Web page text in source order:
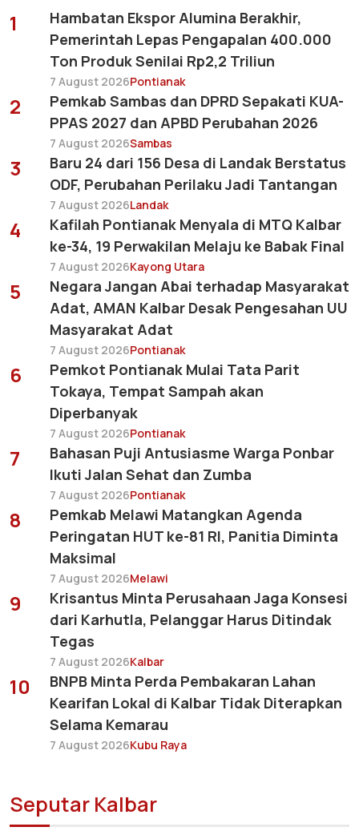
1
Hambatan Ekspor Alumina Berakhir,
Pemerintah Lepas Pengapalan 400.000
Ton Produk Senilai Rp2,2 Triliun
7 August 2026Pontianak
2
Pemkab Sambas dan DPRD Sepakati KUA-
PPAS 2027 dan APBD Perubahan 2026
7 August 2026Sambas
3
Baru 24 dari 156 Desa di Landak Berstatus
ODF, Perubahan Perilaku Jadi Tantangan
7 August 2026Landak
4
Kafilah Pontianak Menyala di MTQ Kalbar
ke-34, 19 Perwakilan Melaju ke Babak Final
7 August 2026Kayong Utara
5
Negara Jangan Abai terhadap Masyarakat
Adat, AMAN Kalbar Desak Pengesahan UU
Masyarakat Adat
7 August 2026Pontianak
6
Pemkot Pontianak Mulai Tata Parit
Tokaya, Tempat Sampah akan
Diperbanyak
7 August 2026Pontianak
7
Bahasan Puji Antusiasme Warga Ponbar
Ikuti Jalan Sehat dan Zumba
7 August 2026Pontianak
8
Pemkab Melawi Matangkan Agenda
Peringatan HUT ke-81 RI, Panitia Diminta
Maksimal
7 August 2026Melawi
9
Krisantus Minta Perusahaan Jaga Konsesi
dari Karhutla, Pelanggar Harus Ditindak
Tegas
7 August 2026Kalbar
10
BNPB Minta Perda Pembakaran Lahan
Kearifan Lokal di Kalbar Tidak Diterapkan
Selama Kemarau
7 August 2026Kubu Raya
Seputar Kalbar